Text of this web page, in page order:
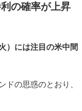
の確率が上昇
）には注目の米中間
の思惑のとおり、